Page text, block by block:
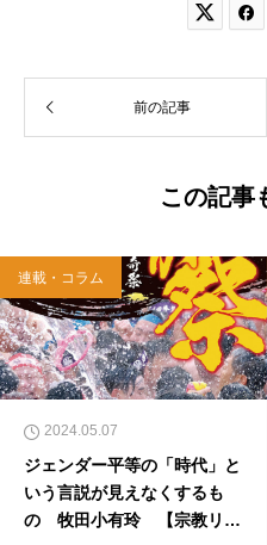
 
前の記事
この記事
連載・コラム
2024.05.07
ジェンダー平等の「時代」と
いう言説が見えなくするも
の 牧田小有玲 【宗教リテ